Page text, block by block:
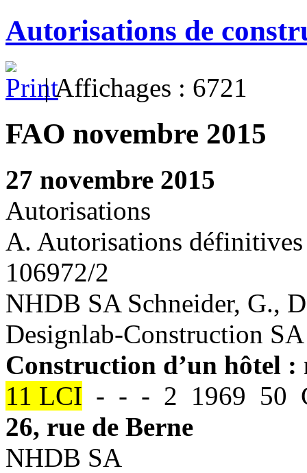
Autorisations de
| Affichages : 6721
FAO novembre 2015
27 novembre 2015
Autorisations
A. Autorisations définitives
106972/2
NHDB SA Schneider, G.,
Designlab-Construction SA
Construction d’un hôtel
11 LCI - - - 2 1969 50
26, rue de Berne
NHDB SA